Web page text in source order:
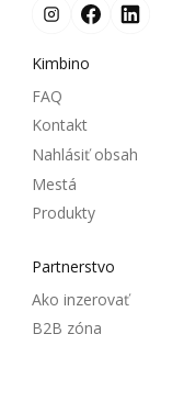
Kimbino
FAQ
Kontakt
Nahlásiť obsah
Mestá
Produkty
Partnerstvo
Ako inzerovať
B2B zóna